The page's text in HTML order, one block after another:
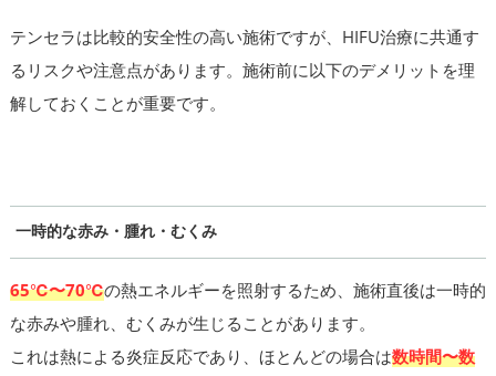
テンセラは比較的安全性の高い施術ですが、HIFU治療に共通す
るリスクや注意点があります。施術前に以下のデメリットを理
解しておくことが重要です。
一時的な赤み・腫れ・むくみ
65℃〜70℃の熱エネルギーを照射するため、施術直後は一時的
な赤みや腫れ、むくみが生じることがあります。
これは熱による炎症反応であり、ほとんどの場合は数時間〜数